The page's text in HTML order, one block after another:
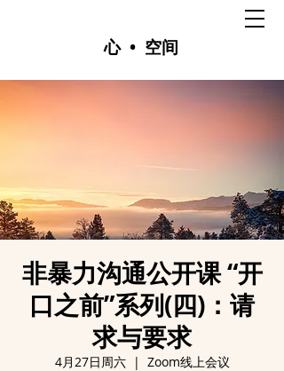
心 • 空间
非暴力沟通公开课 “开
口之前”系列(四)：请
求与要求
4月27日周六
  |
Zoom线上会议